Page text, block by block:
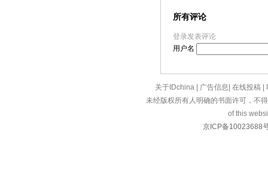
所有评论
登录发表评论
用户名
关于IDchina 广告信息 在线投稿
未经版权所有人明确的书面许可，不
of this
京ICP备10023688